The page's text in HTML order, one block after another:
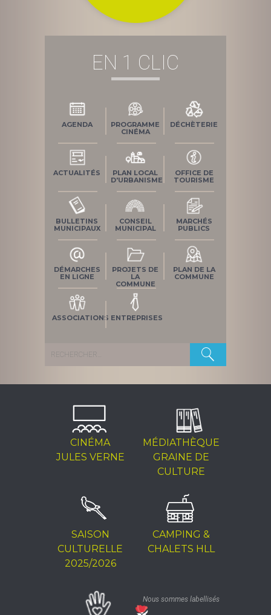
EN 1 CLIC
AGENDA
PROGRAMME
CINÉMA
DÉCHÈTERIE
ACTUALITÉS
PLAN LOCAL
D'URBANISME
OFFICE DE
TOURISME
BULLETINS
MUNICIPAUX
CONSEIL
MUNICIPAL
MARCHÉS
PUBLICS
DÉMARCHES
EN LIGNE
PROJETS DE
LA
COMMUNE
PLAN DE LA
COMMUNE
ASSOCIATIONS ENTREPRISES
Rechercher :
CINÉMA
JULES VERNE
MÉDIATHÈQUE
GRAINE DE
CULTURE
SAISON
CULTURELLE
2025/2026
CAMPING &
CHALETS HLL
Nous sommes labellisés